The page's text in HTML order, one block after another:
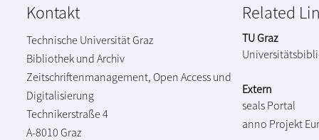
Kontakt
Technische Universität Graz
Bibliothek und Archiv
Zeitschriftenmanagement, Open Access und
Digitalisierung
Technikerstraße 4
A-8010 Graz
Related
TU Graz
Extern
seals Portal
anno Projekt